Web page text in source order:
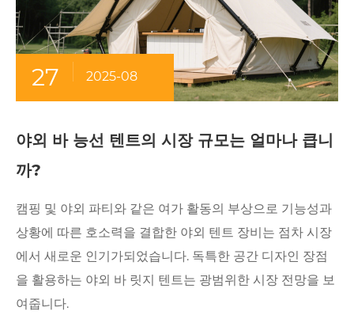
27 2025-08
야외 바 능선 텐트의 시장 규모는 얼마나 큽니
까?
캠핑 및 야외 파티와 같은 여가 활동의 부상으로 기능성과
상황에 따른 호소력을 결합한 야외 텐트 장비는 점차 시장
에서 새로운 인기가되었습니다. 독특한 공간 디자인 장점
을 활용하는 야외 바 릿지 텐트는 광범위한 시장 전망을 보
여줍니다.